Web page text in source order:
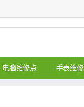
电脑维修点 手表维修